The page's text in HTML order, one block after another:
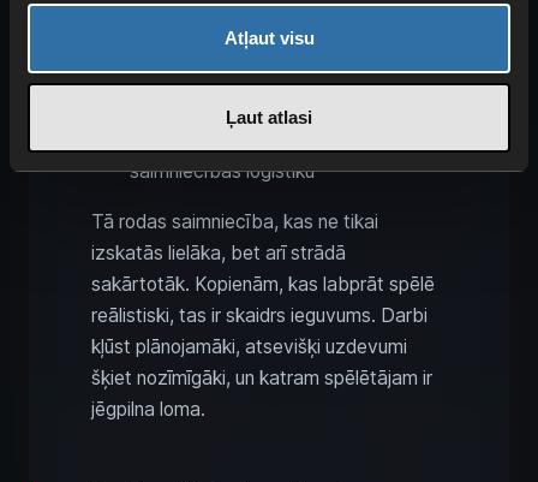
Atļaut visu
Ļaut atlasi
trešais spēlētājs rūpējas par sēklām,
mēslojumu un piegādi
ceturtais spēlētājs plāno transporta
saimniecības loģistiku
Tā rodas saimniecība, kas ne tikai
izskatās lielāka, bet arī strādā
sakārtotāk. Kopienām, kas labprāt spēlē
reālistiski, tas ir skaidrs ieguvums. Darbi
kļūst plānojamāki, atsevišķi uzdevumi
šķiet nozīmīgāki, un katram spēlētājam ir
jēgpilna loma.